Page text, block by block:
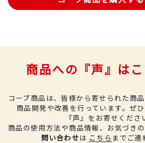
商品への『声』は
コープ商品は、皆様から寄せられた商
商品開発や改善を行っています。 ぜ
『声』をお寄せくださ
商品の使用方法や商品情報、お気づき
問い合わせは こちら までご連